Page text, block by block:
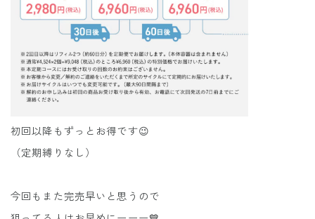
初回以降もずっとお得です😉
（定期縛りなし）
今回もまた完売早いと思うので